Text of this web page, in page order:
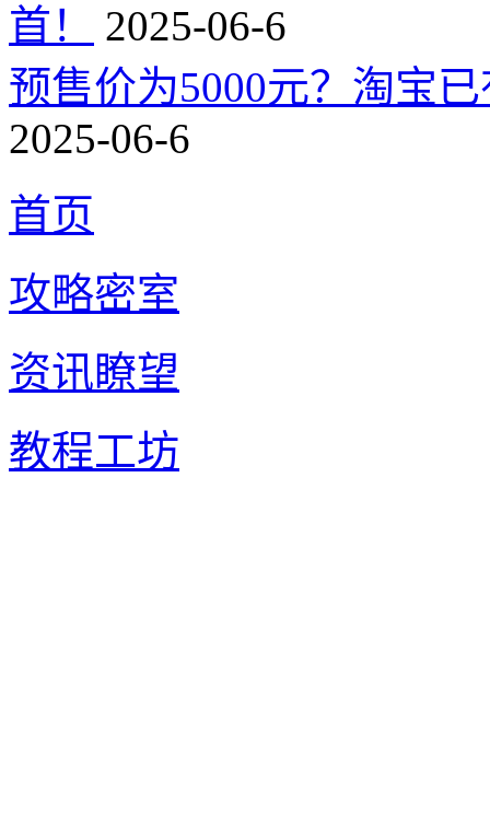
首！
2025-06-6
预售价为5000元？淘宝
2025-06-6
首页
攻略密室
资讯瞭望
教程工坊